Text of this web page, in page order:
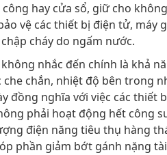
hay cửa sổ, giữ cho
vệ các thiết bị điện tử, máy
cháy do ngấm nước.
nhắc đến chính là khả
chắn, nhiệt độ bên trong
đồng nghĩa với việc các thiết
phải hoạt động hết công
điện năng tiêu thụ hàng
phần giảm bớt gánh nặng